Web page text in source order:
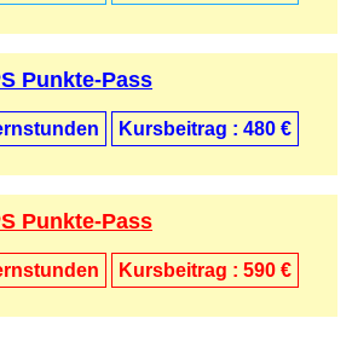
Punkte-Pass
Kursbeitrag : 480 €
Punkte-Pass
Kursbeitrag : 590 €